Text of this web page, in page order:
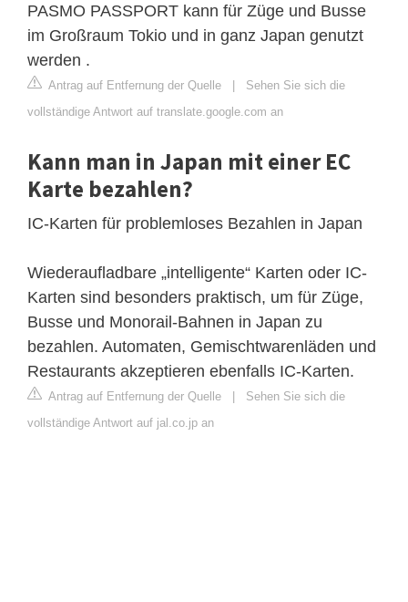
PASMO PASSPORT kann für Züge und Busse
im Großraum Tokio und in ganz Japan genutzt
werden .
Antrag auf Entfernung der Quelle | Sehen Sie sich die
vollständige Antwort auf translate.google.com an
Kann man in Japan mit einer EC
Karte bezahlen?
IC-Karten für problemloses Bezahlen in Japan
Wiederaufladbare „intelligente“ Karten oder IC-
Karten sind besonders praktisch, um für Züge,
Busse und Monorail-Bahnen in Japan zu
bezahlen. Automaten, Gemischtwarenläden und
Restaurants akzeptieren ebenfalls IC-Karten.
Antrag auf Entfernung der Quelle | Sehen Sie sich die
vollständige Antwort auf jal.co.jp an